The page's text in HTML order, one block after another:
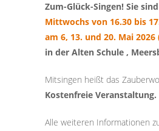
Zum-Glück-Singen! Sie
Mittwochs von 16.30 bis
am 6, 13. und 20. Mai
in der Alten Schule ,
Mitsingen heißt das
Kostenfreie
Alle weiteren Informationen